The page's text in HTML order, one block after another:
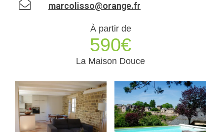
marcolisso@orange.fr
À partir de
590€
La Maison Douce